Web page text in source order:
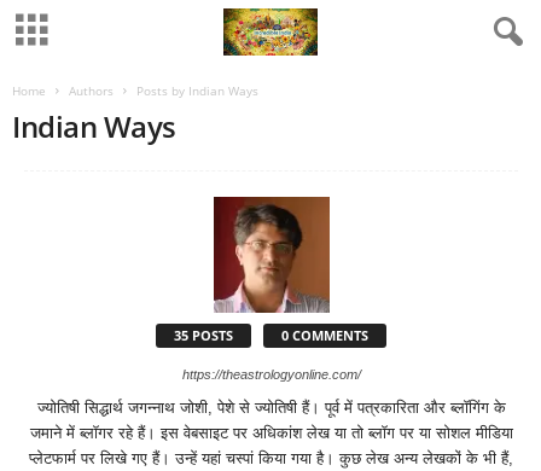
Home Authors Posts by Indian Ways
Indian Ways
35 POSTS 0 COMMENTS
https://theastrologyonline.com/
ज्‍योतिषी सिद्धार्थ जगन्‍नाथ जोशी, पेशे से ज्‍योतिषी हैं। पूर्व में पत्रकारिता और ब्‍लॉगिंग के
जमाने में ब्‍लॉगर रहे हैं। इस वेबसाइट पर अधिकांश लेख या तो ब्‍लॉग पर या सोशल मीडिया
प्‍लेटफार्म पर लिखे गए हैं। उन्‍हें यहां चस्‍पां किया गया है। कुछ लेख अन्‍य लेखकों के भी हैं,